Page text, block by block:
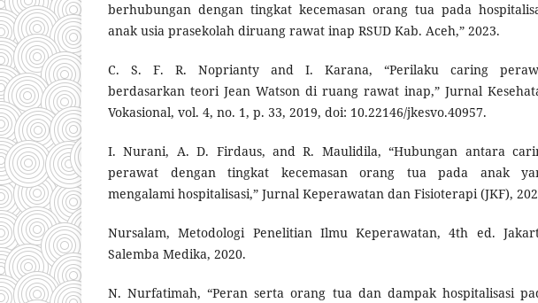
berhubungan dengan tingkat kecemasan orang tua pada
anak usia prasekolah diruang rawat inap RSUD Kab. Aceh,” 2023.
C. S. F. R. Noprianty and I. Karana, “Perilaku caring
berdasarkan teori Jean Watson di ruang rawat inap,” Jurnal
Vokasional, vol. 4, no. 1, p. 33, 2019, doi: 10.22146/jkesvo.40957.
I. Nurani, A. D. Firdaus, and R. Maulidila, “Hubungan antara
perawat dengan tingkat kecemasan orang tua pada anak
mengalami hospitalisasi,” Jurnal Keperawatan dan Fisioterapi (JKF),
Nursalam, Metodologi Penelitian Ilmu Keperawatan, 4th ed.
Salemba Medika, 2020.
N. Nurfatimah, “Peran serta orang tua dan dampak hospitalisasi